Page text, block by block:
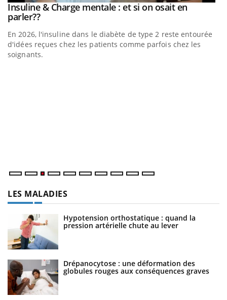
Youtube
Insuline & Charge mentale : et si on osait en
parler??Youtube
En 2026, l'insuline dans le diabète de type 2 reste entourée
d'idées reçues chez les patients comme parfois chez les
soignants.
LES MALADIES
Hypotension orthostatique : quand la
pression artérielle chute au lever
Drépanocytose : une déformation des
globules rouges aux conséquences graves